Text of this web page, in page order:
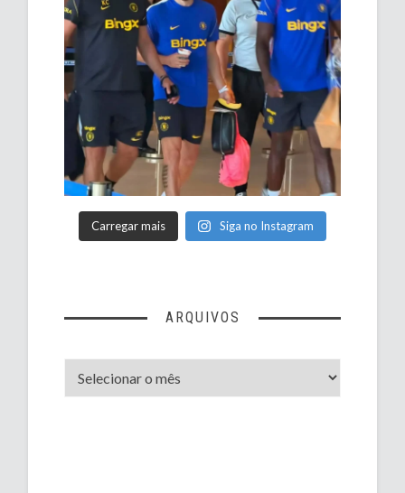
Carregar mais Siga no Instagram
ARQUIVOS